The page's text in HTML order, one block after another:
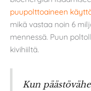
puupolttoaineen
mikä vastaa noin 6
mennessä. Puun
kivihiiltä.
Kun